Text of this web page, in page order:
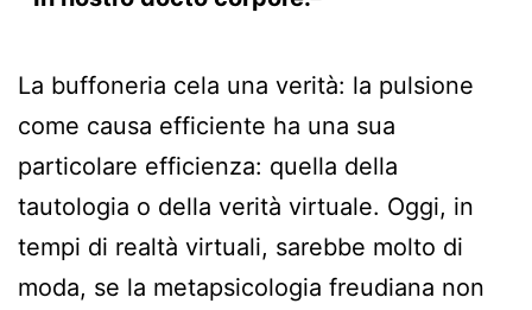
La buffoneria cela una verità: la pulsione
come causa efficiente ha una sua
particolare efficienza: quella della
tautologia o della verità virtuale. Oggi, in
tempi di realtà virtuali, sarebbe molto di
moda, se la metapsicologia freudiana non